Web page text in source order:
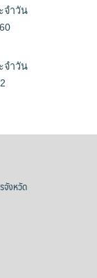
จำวัน
จำวัน
จังหวัด